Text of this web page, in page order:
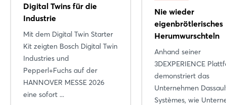
Digital Twins für die
Industrie
Mit dem Digital Twin Starter
Kit zeigten Bosch Digital Twin
Industries und
Pepperl+Fuchs auf der
HANNOVER MESSE 2026
eine sofort ...
Nie wieder
eigenbrötlerisches
Herumwurschteln
Anhand seiner
3DEXPERIENCE
demonstriert das
Unternehmen
Systèmes, wie